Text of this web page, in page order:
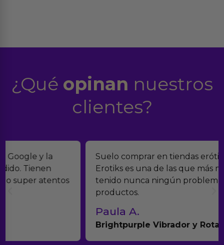
¿Qué opinan nuestros
clientes?
Suelo comprar en tiendas eróticas online, y
Erotiks es una de las que más me gustan. No he
tenido nunca ningún problema con los
Brightpurple Vibrador y Rotador